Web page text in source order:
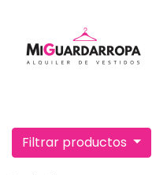
Filtrar productos